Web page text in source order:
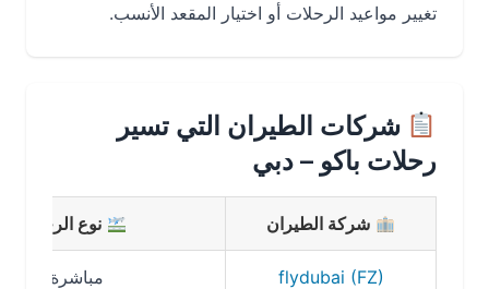
تغيير مواعيد الرحلات أو اختيار المقعد الأنسب.
شركات الطيران التي تسير
رحلات باكو – دبي
شركة الطيران نوع الرحلة
flydubai (FZ) مباشرة